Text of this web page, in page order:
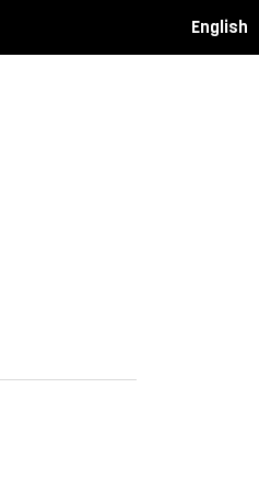
English